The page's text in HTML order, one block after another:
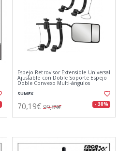
Espejo Retrovisor Extensible Universal
Ajustable con Doble Soporte Espejo
Doble Convexo Multi-ángulos
SUMEX
70,19€ 99,89€ - 30%